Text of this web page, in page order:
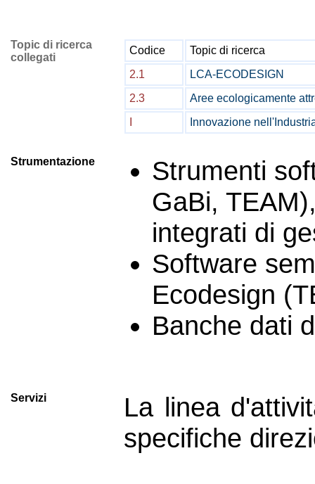
Topic di ricerca
collegati
Codice
Topic di ricerca
2.1
LCA-ECODESIGN
2.3
Aree ecologicamente
Innovazione
Strumentazione
Strumenti
GaBi,
integrati di
Software
Ecodesign
Banche dati
Servizi
La linea
specifiche